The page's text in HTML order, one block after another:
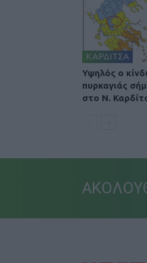
ΚΑΡΔΙΤΣΑ
Υψηλός ο
πυρκαγιάς
στο Ν.